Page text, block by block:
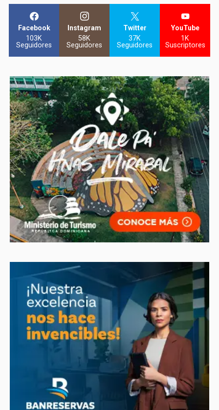
Facebook
103K
Seguidores
Instagram
58K
Seguidores
Twitter
37K
Seguidores
YouTube
1K
Suscriptores